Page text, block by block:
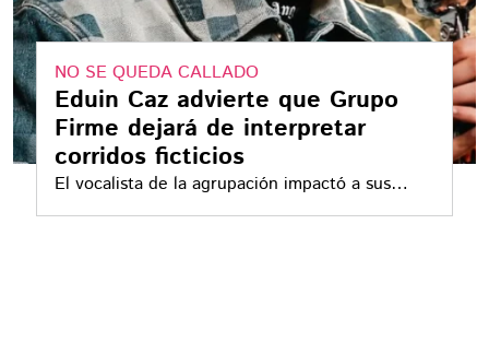
NO SE QUEDA CALLADO
Eduin Caz advierte que Grupo
Firme dejará de interpretar
corridos ficticios
El vocalista de la agrupación impactó a sus
seguidores con dichas declaraciones